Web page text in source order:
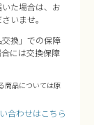
た場合は、お
いませ。
換」での保障
には交換保障
商品については原
合わせはこちら